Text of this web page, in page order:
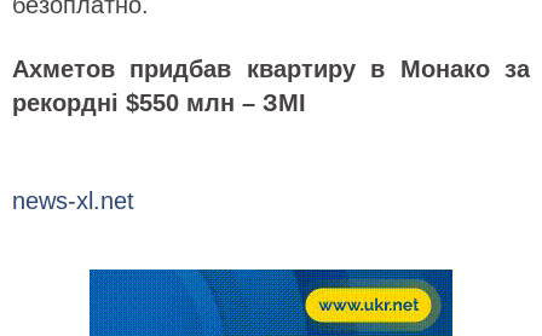
Ахметов придбав квартиру в Монако за
рекордні $550 млн – ЗМІ
news-xl.net